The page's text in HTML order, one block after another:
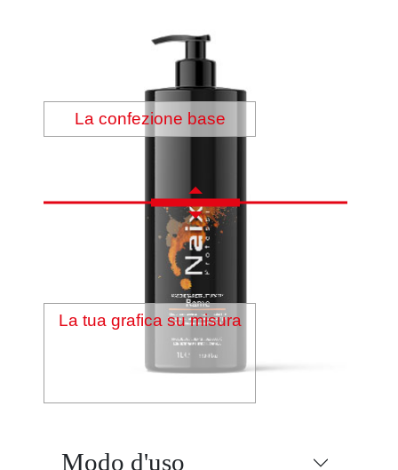
La confezione base
La tua grafica su misura
Modo d'uso